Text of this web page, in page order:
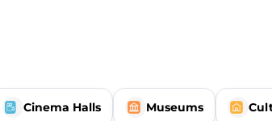
Cinema Halls Museums